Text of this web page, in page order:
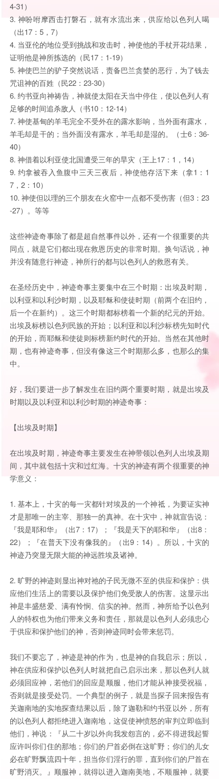
4-31）
3. 神吩咐摩西击打磐石，就有水流出来，供应给以色列人喝
（出17：5，7）
4. 当亚伦的地位受到挑战和攻击时，神使他的手杖开花结果，
证明他是神所拣选的（民17：1-19）
5. 神使巴兰的驴子突然说话，责备巴兰贪婪的恶行，为了钱去
咒诅神的百姓（民22：23-30）
6. 约书亚向神祷告，神就使太阳在天当中停住，使以色列人有
足够的时间追杀敌人（书10：12-14）
7. 神使基甸的羊毛完全不受外在的露水影响，当外面有露水，
羊毛却是干的；当外面没有露水，羊毛却是湿的。（士6：36-
40）
8. 神借着以利亚使北国遭受三年的旱灾（王上17：1，14）
9. 约拿被吞入鱼腹中三天三夜后，神使他存活下来（拿1：1
7，2：10）
10. 神使但以理的三个朋友在火窑中一点都不受伤害（但3：23
-27）。等等
这些神迹奇事除了都是超自然事件以外，还有一个很重要的共
同点，就是它们都出现在救恩历史的非常时期。换句话说，神
并没有随意行神迹，神所行的都与以色列人的救恩有关。
在圣经历史中，神迹奇事主要集中在三个时期：出埃及时期，
以利亚和以利沙时期，以及耶稣和使徒时期（前两个在旧约，
后一个在新约）。这三个时期都标榜着一个新的纪元的开始。
出埃及标榜以色列民族的开始；以利亚和以利沙标榜先知时代
的开始，而耶稣和使徒则标榜新约时代的开始。当然在其他时
期，也有神迹奇事，但没有像这三个时期那么多，也那么的集
中。
好，我们要进一步了解发生在旧约两个重要时期，就是出埃及
时期以及以利亚和以利沙时期的神迹奇事：
【出埃及时期】
在出埃及时期，神迹奇事主要发生在神带领以色列人出埃及期
间，其中就包括十灾和过红海。十灾的神迹有两个很重要的神
学意义：
1. 基本上，十灾的每一灾都针对埃及的一个神祗，为要证实神
才是那唯一的主宰、那独一的真神。在十灾中，神就宣告说：
『我是耶和华』（出7：17）；『我是天下的耶和华』（出8：
22）；『在普天下没有像我的』（出9：14）。所以，十灾的
神迹乃突显无限大能的神远胜埃及诸神。
2. 旷野的神迹则显出神对祂的子民无微不至的供应和保护：供
应他们生活上的需要以及保护他们免受敌人的伤害。这显示出
神是丰盛慈爱、满有怜悯、信实的神。然而，神所给予以色列
人的特权也为他们带来义务和责任，那就是以色列人必须忠心
于供应和保护他们的神，否则神迹同时会带来惩罚。
我们不要忘了，神迹是神的作为，也是神的自我启示；所以，
神在供应和保护以色列人时就把自己启示出来，那以色列人就
必须回应神，若他们的回应是顺服，他们才能从神接受祝福，
否则就是接受处罚。一个典型的例子，就是当探子回来报告有
关迦南地的实地探查结果以后，除了迦勒和约书亚以外，所有
的以色列人都拒绝进入迦南地，这促使神愤怒的审判立即临到
他们，神说：『从二十岁以外向我发怨言的，必不得进我起誓
应许叫你们住的那地；你们的尸首必倒在这旷野；你们的儿女
必在旷野飘流四十年，担当你们淫行的罪，直到你们的尸首在
旷野消灭。』顺服神，就得以进入迦南美地，不顺服神，就要